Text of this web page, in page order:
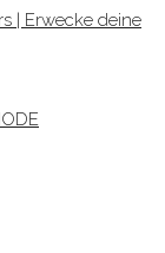
| Erwecke deine